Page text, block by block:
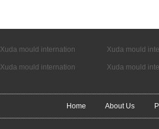
Xuda mould internation Xuda mould
Xuda mould internation Xuda mould
Home About Us